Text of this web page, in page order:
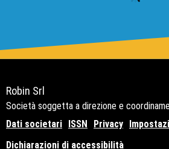
Robin Srl
Società soggetta a direzione e
Dati societari
ISSN Privacy
Dichiarazioni di accessibilità